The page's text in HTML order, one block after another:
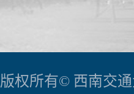
版权所有© 西南交